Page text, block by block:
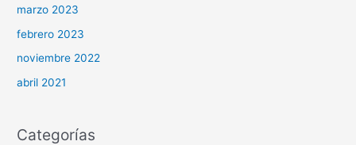
marzo 2023
febrero 2023
noviembre 2022
abril 2021
Categorías